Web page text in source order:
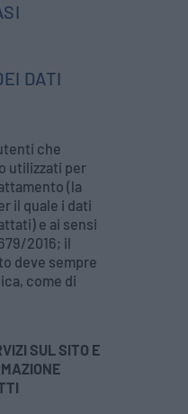
DATI
che
utilizzati per
(la
il quale i dati
e ai sensi
2016; il
deve sempre
come di
SUL SITO E